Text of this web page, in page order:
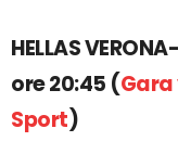
HELLAS
ore 20:45 (Gara
Sport)